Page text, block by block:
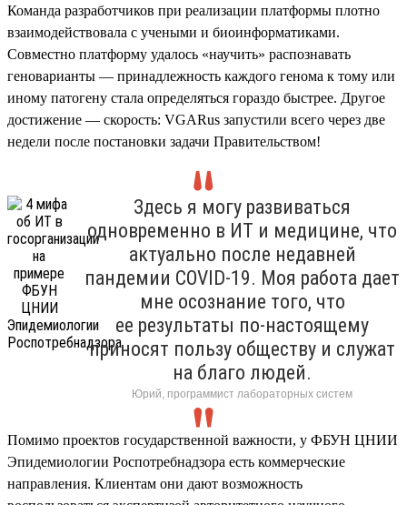
Команда разработчиков при реализации платформы плотно
взаимодействовала с учеными и биоинформатиками.
Совместно платформу удалось «научить» распознавать
геноварианты — принадлежность каждого генома к тому или
иному патогену стала определяться гораздо быстрее. Другое
достижение — скорость: VGARus запустили всего через две
недели после постановки задачи Правительством!
Здесь я могу развиваться
одновременно в ИТ и медицине, что
актуально после недавней
пандемии COVID-19. Моя работа дает
мне осознание того, что
ее результаты по-настоящему
приносят пользу обществу и служат
на благо людей.
Юрий, программист лабораторных систем
Помимо проектов государственной важности, у ФБУН ЦНИИ
Эпидемиологии Роспотребнадзора есть коммерческие
направления. Клиентам они дают возможность